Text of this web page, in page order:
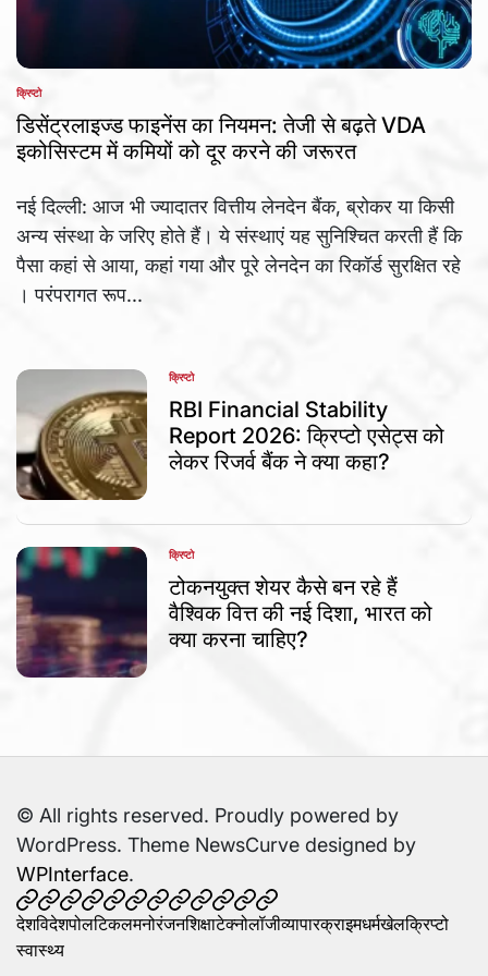
POSTED
IN
क्रिप्टो
डिसेंट्रलाइज्ड फाइनेंस का नियमन: तेजी से बढ़ते VDA
इकोसिस्टम में कमियों को दूर करने की जरूरत
नई दिल्ली: आज भी ज्यादातर वित्तीय लेनदेन बैंक, ब्रोकर या किसी
अन्य संस्था के जरिए होते हैं। ये संस्थाएं यह सुनिश्चित करती हैं कि
पैसा कहां से आया, कहां गया और पूरे लेनदेन का रिकॉर्ड सुरक्षित रहे
। परंपरागत रूप...
POSTED
IN
क्रिप्टो
RBI Financial Stability
Report 2026: क्रिप्टो एसेट्स को
लेकर रिजर्व बैंक ने क्या कहा?
POSTED
IN
क्रिप्टो
टोकनयुक्त शेयर कैसे बन रहे हैं
वैश्विक वित्त की नई दिशा, भारत को
क्या करना चाहिए?
© All rights reserved. Proudly powered by
WordPress. Theme NewsCurve designed by
WPInterface.
देशविदेशपोलटिकल
मनोरंजन
शिक्षाटेक्नोलॉजी
व्यापारक्राइम
धर्मखेलक्रिप्टोस्वास्थ्य
देशविदेशपोलटिकलमनोरंजनशिक्षाटेक्नोलॉजीव्यापारक्राइमधर्मखेलक्रिप्टो
स्वास्थ्य